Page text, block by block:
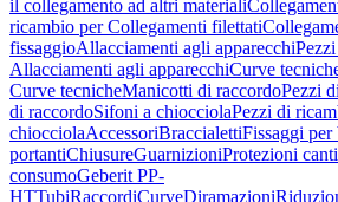
il collegamento ad altri materiali
ricambio per Collegamenti filettati
fissaggioAllacciamenti agli apparecchi
Allacciamenti agli apparecchiCurve
Curve tecnicheManicotti di raccordoPezzi
di raccordoSifoni a chiocciolaPezzi di
chiocciolaAccessoriBraccialettiFissaggi per
portantiChiusureGuarnizioniProtezioni
consumoGeberit PP-
HTTubiRaccordiCurveDiramazioni